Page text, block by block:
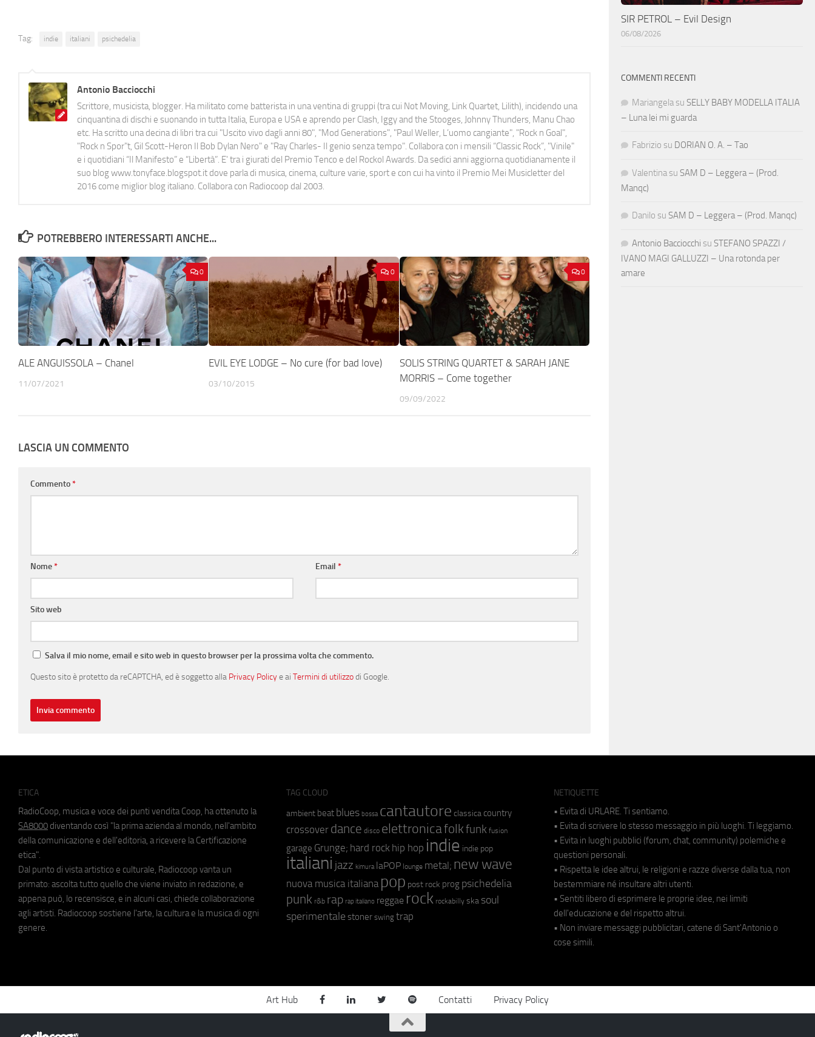
Tag: indie italiani psichedelia
Antonio Bacciocchi
Scrittore, musicista, blogger. Ha militato come batterista in una ventina di gruppi (tra cui Not Moving, Link Quartet, Lilith), incidendo una
cinquantina di dischi e suonando in tutta Italia, Europa e USA e aprendo per Clash, Iggy and the Stooges, Johnny Thunders, Manu Chao
etc. Ha scritto una decina di libri tra cui "Uscito vivo dagli anni 80", "Mod Generations", "Paul Weller, L’uomo cangiante", "Rock n Goal",
"Rock n Spor"t, Gil Scott-Heron Il Bob Dylan Nero" e "Ray Charles- Il genio senza tempo". Collabora con i mensili “Classic Rock”, "Vinile"
e i quotidiani “Il Manifesto” e “Libertà”. E' tra i giurati del Premio Tenco e del Rockol Awards. Da sedici anni aggiorna quotidianamente il
suo blog www.tonyface.blogspot.it dove parla di musica, cinema, culture varie, sport e con cui ha vinto il Premio Mei Musicletter del
2016 come miglior blog italiano. Collabora con Radiocoop dal 2003.
POTREBBERO INTERESSARTI ANCHE...
0
ALE ANGUISSOLA – Chanel
11/07/2021
0
EVIL EYE LODGE – No cure (for bad love)
03/10/2015
0
SOLIS STRING QUARTET & SARAH JANE
MORRIS – Come together
09/09/2022
LASCIA UN COMMENTO
Commento*
Nome* Email*
Sito web
Salva il mio nome, email e sito web in questo browser per la prossima volta che commento.
Questo sito è protetto da reCAPTCHA, ed è soggetto alla Privacy Policye ai Termini di utilizzodi Google.
SIR PETROL – Evil Design
06/08/2026
COMMENTI RECENTI
Mariangela su SELLY BABY MODELLA ITALIA
– Luna lei mi guarda
Fabrizio su DORIAN O. A. – Tao
Valentina su SAM D – Leggera – (Prod.
Manqc)
Danilo su SAM D – Leggera – (Prod. Manqc)
Antonio Bacciocchi su STEFANO SPAZZI /
IVANO MAGI GALLUZZI – Una rotonda per
amare
ETICA
RadioCoop, musica e voce dei punti vendita Coop, ha ottenuto la
SA8000 diventando così "la prima azienda al mondo, nell'ambito
della comunicazione e dell'editoria, a ricevere la Certificazione
etica".
Dal punto di vista artistico e culturale, Radiocoop vanta un
primato: ascolta tutto quello che viene inviato in redazione, e
appena può, lo recensisce, e in alcuni casi, chiede collaborazione
agli artisti. Radiocoop sostiene l'arte, la cultura e la musica di ogni
genere.
TAG CLOUD
ambient beat blues bossa cantautore classica country
crossover dance disco elettronicafolkfunk fusion
garage Grunge; hard rock hip hop indie indie pop
italiani jazz kimura laPOP lounge metal; new wave
nuova musica italiana pop post rock prog psichedelia
punk r&b rap rap italiano reggae rock rockabilly ska soul
sperimentale stoner swing trap
NETIQUETTE
• Evita di URLARE. Ti sentiamo.
• Evita di scrivere lo stesso messaggio in più luoghi. Ti leggiamo.
• Evita in luoghi pubblici (forum, chat, community) polemiche e
questioni personali.
• Rispetta le idee altrui, le religioni e razze diverse dalla tua, non
bestemmiare né insultare altri utenti.
• Sentiti libero di esprimere le proprie idee, nei limiti
dell'educazione e del rispetto altrui.
• Non inviare messaggi pubblicitari, catene di Sant'Antonio o
cose simili.
Art Hub Contatti Privacy Policy